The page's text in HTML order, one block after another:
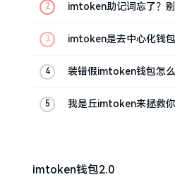
imtoken助记词忘了？
imtoken是去中心化钱
装错假imtoken钱包怎
我是丘imtoken来拯救
imtoken钱包2.0